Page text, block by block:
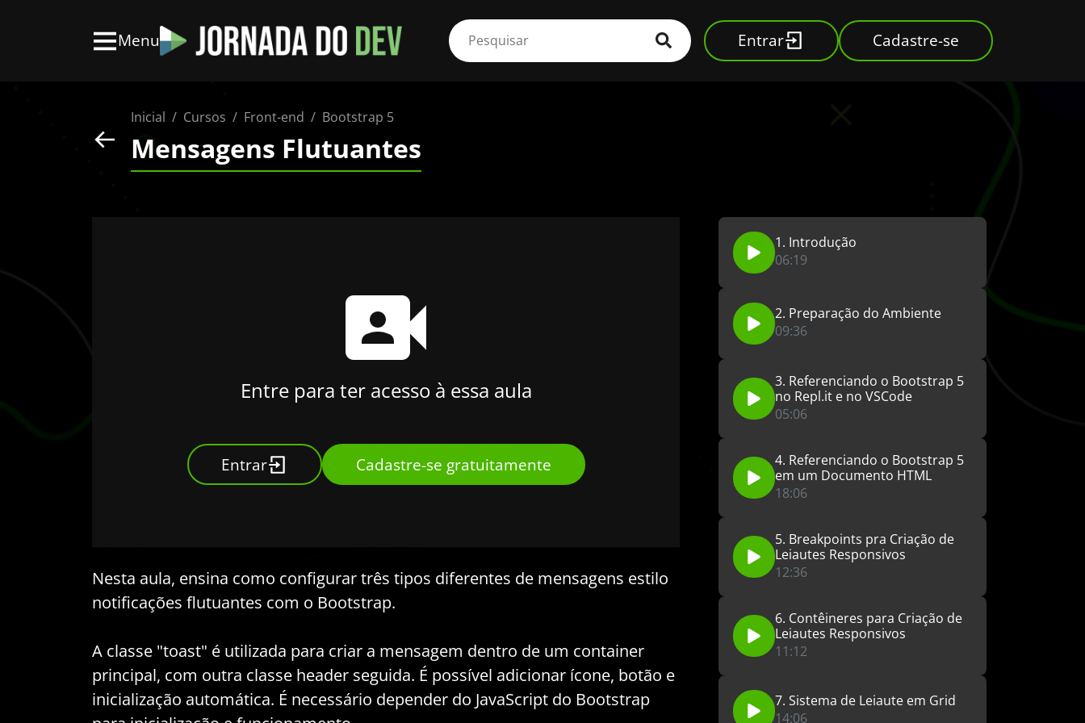
Menu Entrar Cadastre-se
Inicial Cursos Front-end Bootstrap 5
Mensagens Flutuantes
Entre para ter acesso à essa aula
Entrar Cadastre-se gratuitamente
Nesta aula, ensina como configurar três tipos diferentes de mensagens estilo
notificações flutuantes com o Bootstrap.
A classe "toast" é utilizada para criar a mensagem dentro de um container
principal, com outra classe header seguida. É possível adicionar ícone, botão e
inicialização automática. É necessário depender do JavaScript do Bootstrap
1. Introdução
06:19
2. Preparação do Ambiente
09:36
3. Referenciando o Bootstrap 5
no Repl.it e no VSCode
05:06
4. Referenciando o Bootstrap 5
em um Documento HTML
18:06
5. Breakpoints pra Criação de
Leiautes Responsivos
12:36
6. Contêineres para Criação de
Leiautes Responsivos
11:12
7. Sistema de Leiaute em Grid
14:06